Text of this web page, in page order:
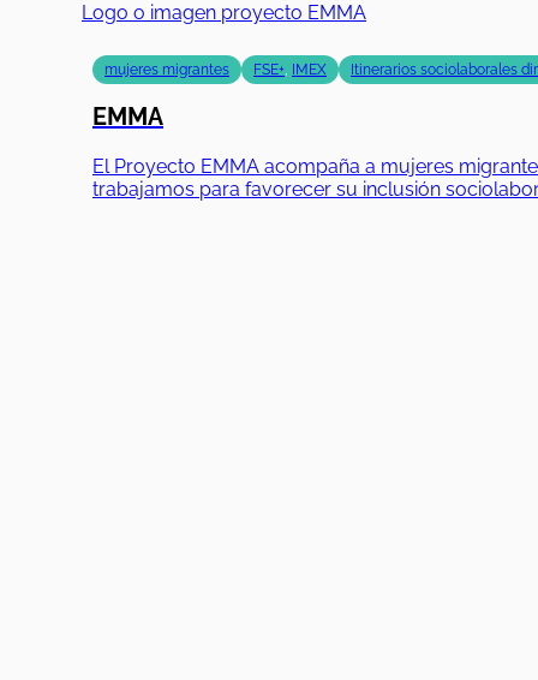
Logo o imagen proyecto EMMA
mujeres migrantes FSE+, IMEX Itinerarios sociolaborales
EMMA
El Proyecto EMMA acompaña a mujeres
trabajamos para favorecer su inclusión